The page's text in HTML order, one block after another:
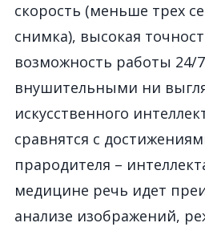
скорость (меньше трех
снимка), высокая
возможность работы 24/
внушительными ни
искусственного
сравнятся с
прародителя –
медицине речь идет
анализе изображений,